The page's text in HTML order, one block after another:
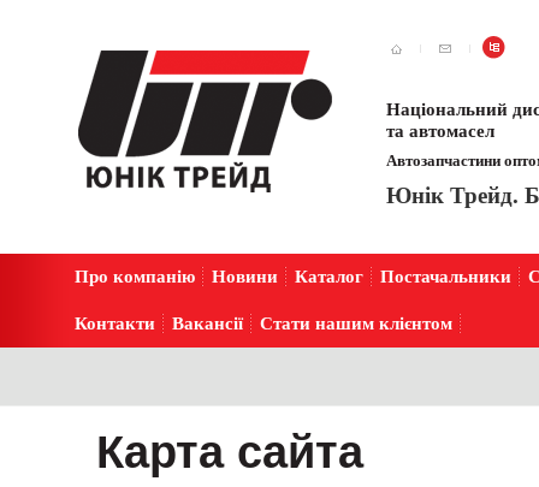
Національний
та автомасел
Автозапчастини
Юнік Трейд.
Про компанію Новини Каталог Постачальники
Контакти Вакансії Стати нашим клієнтом
Карта сайта